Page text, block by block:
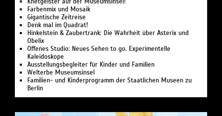
Knetgeister auf der Museumsinsel!
Farbenmix und Mosaik
Gigantische Zeitreise
Denk mal im Quadrat!
Hinkelstein & Zaubertrank: Die Wahrheit über Asterix und
Obelix
Offenes Studio: Neues Sehen to go. Experimentelle
Kaleidoskope
Ausstellungsbegleiter für Kinder und Familien
Welterbe Museumsinsel
Familien- und Kinderprogramm der Staatlichen Museen zu
Berlin